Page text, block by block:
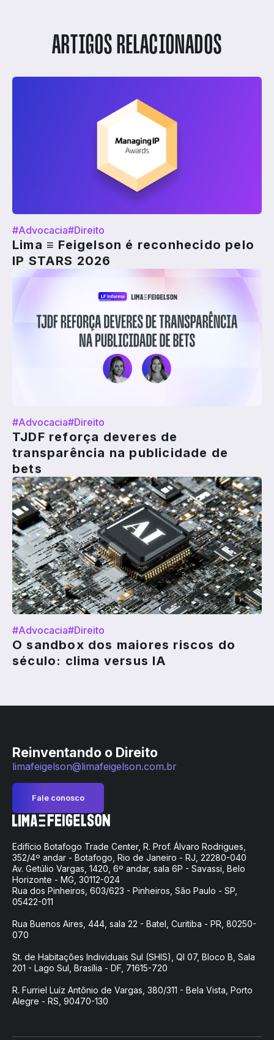
ARTIGOS RELACIONADOS
#Advocacia#Direito
Lima ≡ Feigelson é reconhecido pelo
IP STARS 2026
#Advocacia#Direito
TJDF reforça deveres de
transparência na publicidade de
bets
#Advocacia#Direito
O sandbox dos maiores riscos do
século: clima versus IA
Reinventando o Direito
limafeigelson@limafeigelson.com.br
Fale conosco
Edifício Botafogo Trade Center, R. Prof. Álvaro Rodrigues,
352/4º andar - Botafogo, Rio de Janeiro - RJ, 22280-040
Av. Getúlio Vargas, 1420, 6º andar, sala 6P - Savassi, Belo
Horizonte - MG, 30112-024
Rua dos Pinheiros, 603/623 - Pinheiros, São Paulo - SP,
05422-011
Rua Buenos Aires, 444, sala 22 - Batel, Curitiba - PR, 80250-
070
St. de Habitações Individuais Sul (SHIS), QI 07, Bloco B, Sala
201 - Lago Sul, Brasília - DF, 71615-720
R. Furriel Luíz Antônio de Vargas, 380/311 - Bela Vista, Porto
Alegre - RS, 90470-130